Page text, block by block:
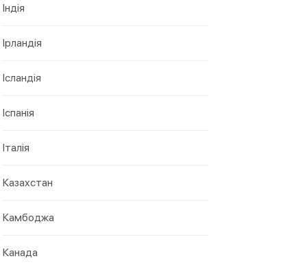
Індія
Ірландія
Ісландія
Іспанія
Італія
Казахстан
Камбоджа
Канада